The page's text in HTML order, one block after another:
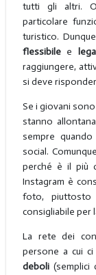
tutti gli altri.
particolare
turistico.
flessibilee
raggiungere,
si deve
Se i giovani
stanno
sempre
social.
perché è il più
Instagram è
foto,
consigliabile per
La rete dei
persone a cui ci
deboli(semplici